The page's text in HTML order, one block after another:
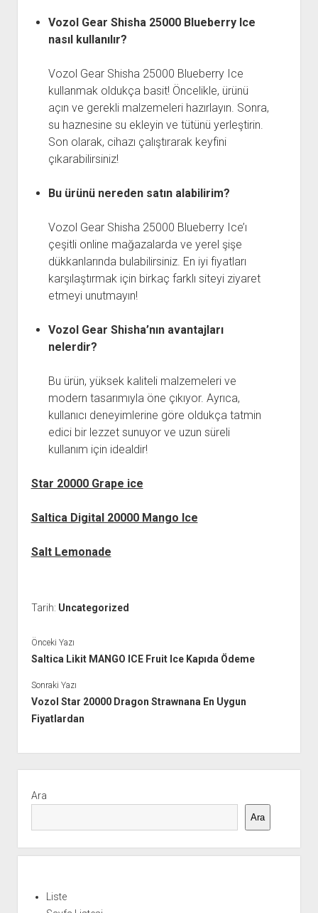
Vozol Gear Shisha 25000 Blueberry Ice
nasıl kullanılır?
Vozol Gear Shisha 25000 Blueberry Ice
kullanmak oldukça basit! Öncelikle, ürünü
açın ve gerekli malzemeleri hazırlayın. Sonra,
su haznesine su ekleyin ve tütünü yerleştirin.
Son olarak, cihazı çalıştırarak keyfini
çıkarabilirsiniz!
Bu ürünü nereden satın alabilirim?
Vozol Gear Shisha 25000 Blueberry Ice’ı
çeşitli online mağazalarda ve yerel şişe
dükkanlarında bulabilirsiniz. En iyi fiyatları
karşılaştırmak için birkaç farklı siteyi ziyaret
etmeyi unutmayın!
Vozol Gear Shisha’nın avantajları
nelerdir?
Bu ürün, yüksek kaliteli malzemeleri ve
modern tasarımıyla öne çıkıyor. Ayrıca,
kullanıcı deneyimlerine göre oldukça tatmin
edici bir lezzet sunuyor ve uzun süreli
kullanım için idealdir!
Star 20000 Grape ice
Saltica Digital 20000 Mango lce
Salt Lemonade
Tarih: Uncategorized
Önceki Yazı
Saltica Likit MANGO ICE Fruit Ice Kapıda Ödeme
Sonraki Yazı
Vozol Star 20000 Dragon Strawnana En Uygun
Fiyatlardan
Menü
Ara
Ara
Liste